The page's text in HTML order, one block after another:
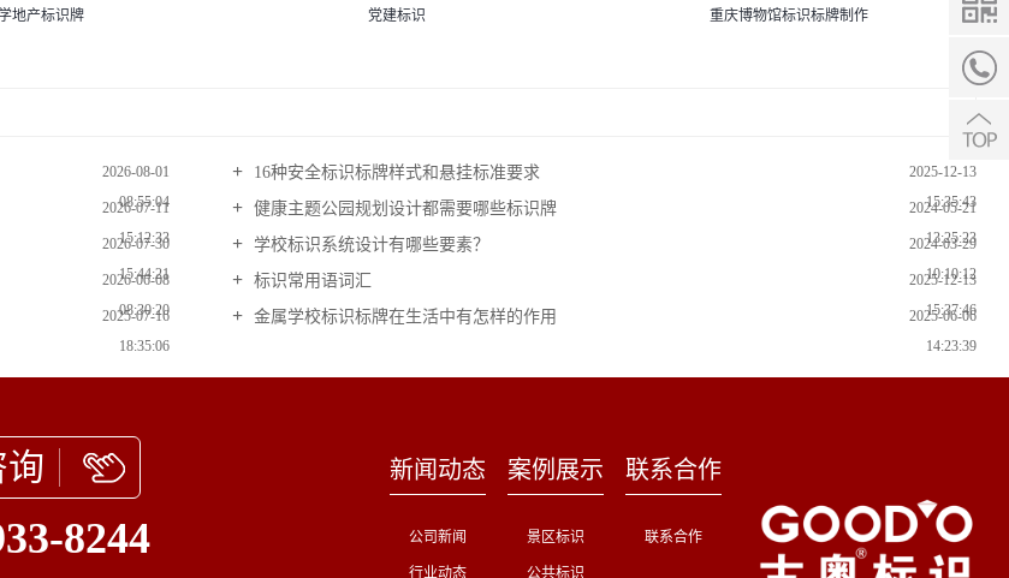
地产标识牌 党建标识 重庆博物馆标识标牌制作
2026-08-01
08:55:04
16种安全标识标牌样式和悬挂标准要求
2025-12-13
15:35:43
2026-07-11
15:12:33
健康主题公园规划设计都需要哪些标识牌
2024-05-21
13:25:23
2026-07-30
15:44:21
学校标识系统设计有哪些要素？
2024-03-29
10:10:12
2026-06-08
08:30:20
标识常用语词汇
2025-12-13
15:37:46
2025-07-16
18:35:06
金属学校标识标牌在生活中有怎样的作用
2025-06-06
14:23:39
询
8244
新闻动态
公司新闻
行业动态
案例展示
景区标识
公共标识
联系合作
联系合作